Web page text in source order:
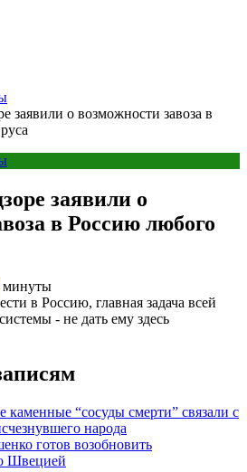
заявили о возможности завоза в
заявили о
в Россию любого
минуты
в Россию, главная задача всей
- не дать ему здесь
каменные “сосуды смерти” связали с
народа
готов возобновить
Швецией